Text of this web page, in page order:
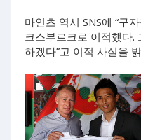
마인츠 역시 SNS에 “구
크스부르크로 이적했다.
하겠다”고 이적 사실을